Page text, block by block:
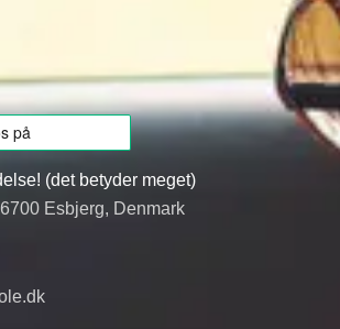
(det betyder meget)
Esbjerg, Denmark